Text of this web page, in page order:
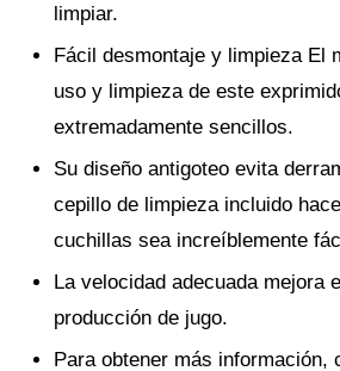
limpiar.
Fácil desmontaje y limpieza El
uso y limpieza de este
extremadamente sencillos.
Su diseño antigoteo evita
cepillo de limpieza incluido
cuchillas sea increíblemente
La velocidad adecuada mejora
producción de jugo.
Para obtener más información,